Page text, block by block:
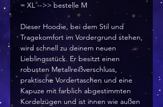
= XL -->> bestelle M
Dieser Hoodie, bei dem Stil und
Tragekomfort im Vordergrund stehen,
wird schnell zu deinem neuen
Lieblingsstück. Er besitzt einen
robusten Metallreißverschluss,
praktische Vordertaschen und eine
Kapuze mit farblich abgestimmten
Kordelzügen und ist innen wie außen